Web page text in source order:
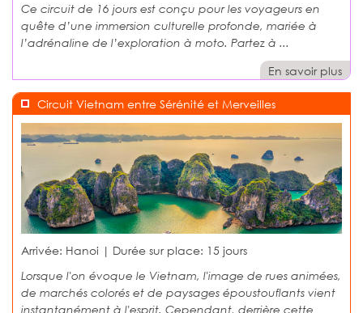
Ce circuit de 16 jours est conçu pour les voyageurs en
quête d’une immersion culturelle profonde, mariée à
l’adrénaline de l’exploration à moto. Partez à ...
En savoir plus
Circuit Vietnam entre Sérénité et Merveilles
Arrivée: Hanoi | Durée sur place: 15 jours
Lorsque l'on évoque le Vietnam, l'image de rues animées,
de marchés colorés et de paysages époustouflants vient
instantanément à l'esprit. Cependant, derrière cette